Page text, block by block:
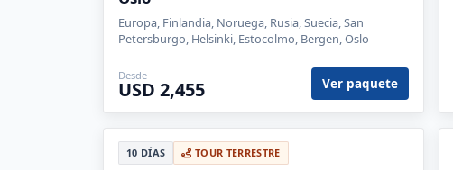
Europa, Finlandia, Noruega, Rusia, Suecia, San
Petersburgo, Helsinki, Estocolmo, Bergen, Oslo
Desde
USD 2,455 Ver paquete
10 DÍAS TOUR TERRESTRE